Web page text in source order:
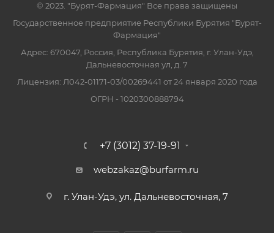
© 2023. "Бурят-Фармация" Все права защищены
Государственное предприятие Республики Бурятия "Бурят-
Фармация"
Адрес: 670047, Россия, Республика Бурятия, г. Улан-Удэ,
Дальневосточная ул, д. 7
Лицензия: Л042-01171-03/00269441 от 24 января 2020 года
ОГРН - 1020300888794
+7 (3012) 37-19-91
webzakaz@burfarm.ru
г. Улан-Удэ, ул. Дальневосточная, 7